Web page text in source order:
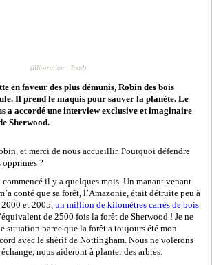
(Illustration : Toad)
en faveur des plus démunis, Robin des bois
Il prend le maquis pour sauver la planète. Le
a accordé une interview exclusive et imaginaire
Sherwood.
et merci de nous accueillir. Pourquoi défendre
opprimés ?
commencé il y a quelques mois. Un manant venant
conté que sa forêt, l’Amazonie, était détruite peu à
2000 et 2005, un million de kilomètres carrés de bois
de 2500 fois la forêt de Sherwood ! Je ne
situation parce que la forêt a toujours été mon
avec le shérif de Nottingham. Nous ne volerons
nous aideront à planter des arbres.